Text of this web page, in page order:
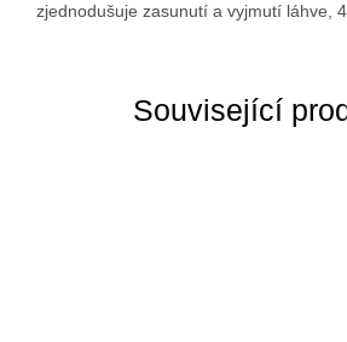
Související
zjednodušuje zasunutí a vyjmutí láhve,